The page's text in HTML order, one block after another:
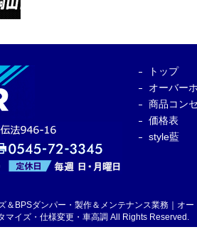
トップ
オーバー
商品コン
価格表
style藍
＆BPSダンパー・製作＆メンテナンス業務｜オー
マイズ・仕様変更・車高調 All Rights Reserved.